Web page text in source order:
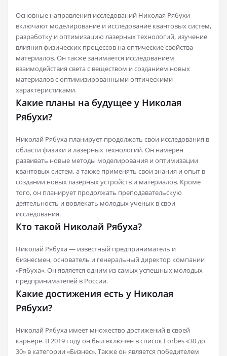
Основные направления исследований Николая Рябухи
включают моделирование и исследование квантовых систем,
разработку и оптимизацию лазерных технологий, изучение
влияния физических процессов на оптические свойства
материалов. Он также занимается исследованием
взаимодействия света с веществом и созданием новых
материалов с оптимизированными оптическими
характеристиками.
Какие планы на будущее у Николая
Рябухи?
Николай Рябуха планирует продолжать свои исследования в
области физики и лазерных технологий. Он намерен
развивать новые методы моделирования и оптимизации
квантовых систем, а также применять свои знания и опыт в
создании новых лазерных устройств и материалов. Кроме
того, он планирует продолжать преподавательскую
деятельность и вовлекать молодых ученых в свои
исследования.
Кто такой Николай Рябуха?
Николай Рябуха — известный предприниматель и
бизнесмен, основатель и генеральный директор компании
«Рябуха». Он является одним из самых успешных молодых
предпринимателей в России.
Какие достижения есть у Николая
Рябухи?
Николай Рябуха имеет множество достижений в своей
карьере. В 2019 году он был включен в список Forbes «30 до
30» в категории «Бизнес». Также он является победителем